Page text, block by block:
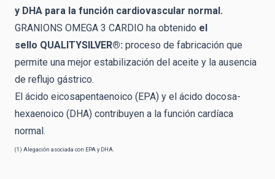
y DHA para la función cardiovascular normal.
GRANIONS OMEGA 3 CARDIO ha obtenido el
sello QUALITYSILVER®: proceso de fabricación que
permite una mejor estabilización del aceite y la ausencia
de reflujo gástrico.
El ácido eicosapentaenoico (EPA) y el ácido docosa-
hexaenoico (DHA) contribuyen a la función cardíaca
normal.
(1) Alegación asociada con EPA y DHA.